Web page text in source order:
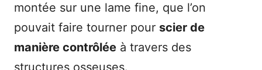
montée sur une lame fine, que l’on
pouvait faire tourner pour scier de
manière contrôlée à travers des